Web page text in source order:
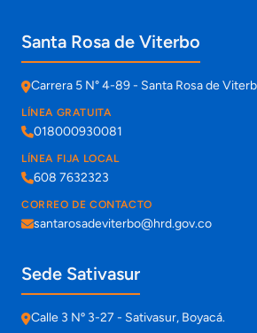
Santa Rosa de Viterbo
Carrera 5 N° 4-89 - Santa Rosa de
LÍNEA GRATUITA
018000930081
LÍNEA FIJA LOCAL
608 7632323
CORREO DE CONTACTO
santarosadeviterbo@hrd.gov.co
Sede Sativasur
Calle 3 Nº 3-27 - Sativasur, Boyacá.